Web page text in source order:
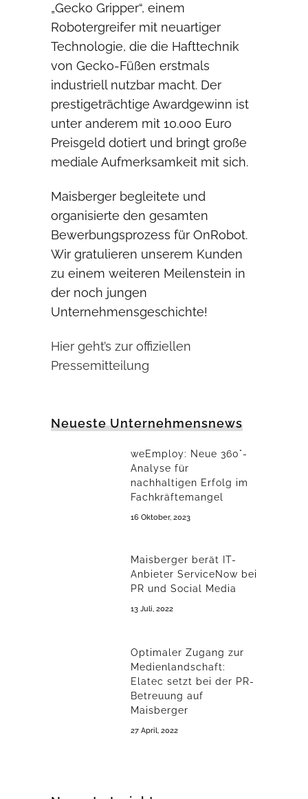
„Gecko Gripper“, einem
Robotergreifer mit neuartiger
Technologie, die die Hafttechnik
von Gecko-Füßen erstmals
industriell nutzbar macht. Der
prestigeträchtige Awardgewinn ist
unter anderem mit 10.000 Euro
Preisgeld dotiert und bringt große
mediale Aufmerksamkeit mit sich.
Maisberger begleitete und
organisierte den gesamten
Bewerbungsprozess für OnRobot.
Wir gratulieren unserem Kunden
zu einem weiteren Meilenstein in
der noch jungen
Unternehmensgeschichte!
Hier geht’s zur offiziellen
Pressemitteilung
Neueste Unternehmensnews
weEmploy: Neue 360°-
Analyse für
nachhaltigen Erfolg im
Fachkräftemangel
16 Oktober, 2023
Maisberger berät IT-
Anbieter ServiceNow bei
PR und Social Media
13 Juli, 2022
Optimaler Zugang zur
Medienlandschaft:
Elatec setzt bei der PR-
Betreuung auf
Maisberger
27 April, 2022